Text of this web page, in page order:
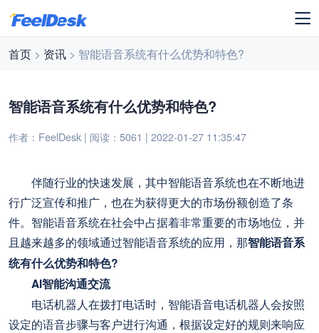
首页 > 资讯 > 智能语音系统有什么优势和特色?
智能语音系统有什么优势和特色?
作者：FeelDesk | 阅读：5061 | 2022-01-27 11:35:47
伴随行业的快速发展，其中智能语音系统也在不断地进
行广泛宣传和推广，也在为获得更大的市场份额创造了条
件。智能语音系统在社会中占据着非常重要的市场地位，并
且越来越多的领域通过智能语音系统的应用，那智能语音系
统有什么优势和特色?
AI智能沟通交流
电话机器人在拨打电话时，智能语音电话机器人会按照
设定的语音步骤与客户进行沟通，根据设定好的规则来响应